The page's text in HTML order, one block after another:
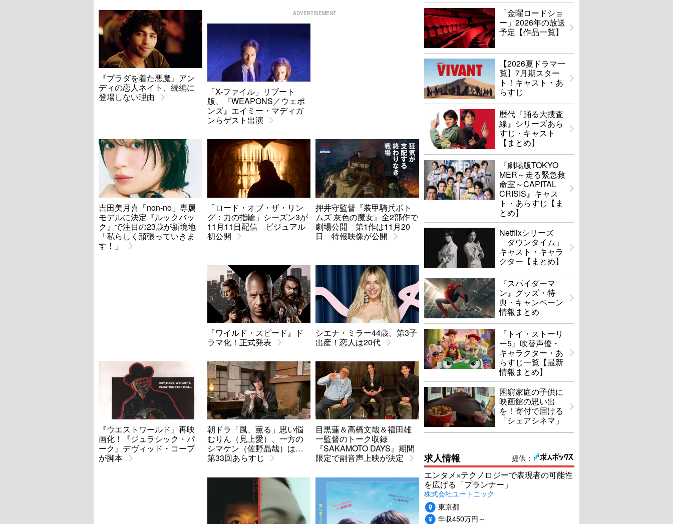
ADVERTISEMENT
『プラダを着た悪魔』アン
ディの恋人ネイト、続編に
登場しない理由
「X-ファイル」リブート
版、『WEAPONS／ウェポ
ンズ』エイミー・マディガ
ンらゲスト出演
吉田美月喜「non-no」専属
モデルに決定『ルックバッ
ク』で注目の23歳が新境地
「私らしく頑張っていきま
す！」
「ロード・オブ・ザ・リン
グ：力の指輪」シーズン3が
11月11日配信 ビジュアル
初公開
押井守監督『装甲騎兵ボト
ムズ 灰色の魔女』全2部作で
劇場公開 第1作は11月20
日 特報映像が公開
『ワイルド・スピード』ド
ラマ化！正式発表
シエナ・ミラー44歳、第3子
出産！恋人は20代
『ウエストワールド』再映
画化！『ジュラシック・パ
ーク』デヴィッド・コープ
が脚本
朝ドラ「風、薫る」思い悩
むりん（見上愛）、一方の
シマケン（佐野晶哉）は…
第33回あらすじ
目黒蓮＆高橋文哉＆福田雄
一監督のトーク収録
『SAKAMOTO DAYS』期間
限定で副音声上映が決定
「金曜ロードショ
ー」2026年の放送
予定【作品一覧】
【2026夏ドラマ一
覧】7月期スター
ト！キャスト・あ
らすじ
歴代『踊る大捜査
線』シリーズあら
すじ・キャスト
【まとめ】
『劇場版TOKYO
MER～走る緊急救
命室～CAPITAL
CRISIS』キャス
ト・あらすじ【ま
とめ】
Netflixシリーズ
「ダウンタイム」
キャスト・キャラ
クター【まとめ】
『スパイダーマ
ン』グッズ・特
典・キャンペーン
情報まとめ
『トイ・ストーリ
ー5』吹替声優・
キャラクター・あ
らすじ一覧【最新
情報まとめ】
困窮家庭の子供に
映画館の思い出
を！寄付で届ける
「シェアシネマ」
提供：
求人情報
エンタメ×テクノロジーで表現者の可能性
を広げる「プランナー」
株式会社ユートニック
東京都
年収450万円～